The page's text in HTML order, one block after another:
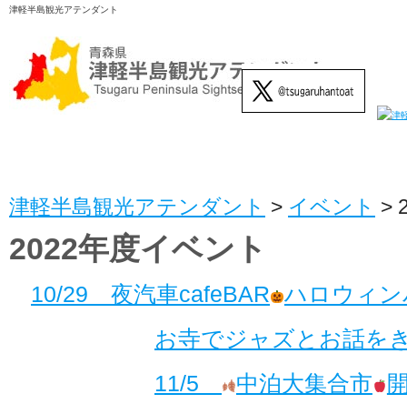
津軽半島観光アテンダント
津軽半島観光アテンダント > イベント >
2022年度イベント
10/29 夜汽車cafeBAR
ハロウィ
お寺でジャズとお話を
11/5
中泊大集合市